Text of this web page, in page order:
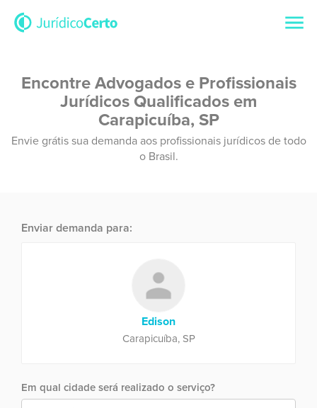
Encontre Advogados e Profissionais
Jurídicos Qualificados em
Carapicuíba, SP
Envie grátis sua demanda aos profissionais jurídicos de todo
o Brasil.
Enviar demanda para:
Edison
Carapicuíba, SP
Em qual cidade será realizado o serviço?